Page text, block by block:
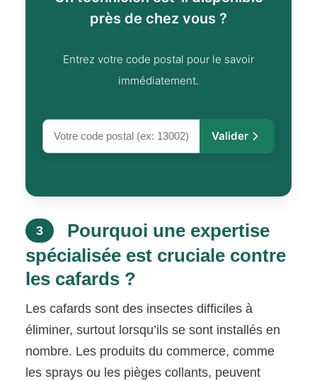
près de chez vous ?
Entrez votre code postal pour le savoir
immédiatement.
Valider
3
Pourquoi une expertise
spécialisée est cruciale contre
les cafards ?
Les cafards sont des insectes difficiles à
éliminer, surtout lorsqu’ils se sont installés en
nombre. Les produits du commerce, comme
les sprays ou les pièges collants, peuvent